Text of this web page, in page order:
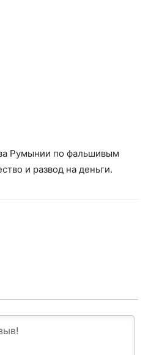
Румынии по фальшивым
и развод на деньги.